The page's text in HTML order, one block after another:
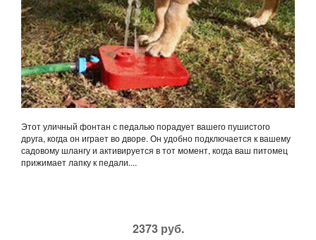
Этот уличный фонтан с педалью порадует вашего пушистого
друга, когда он играет во дворе. Он удобно подключается к вашему
садовому шлангу и активируется в тот момент, когда ваш питомец
прижимает лапку к педали....
2373 руб.